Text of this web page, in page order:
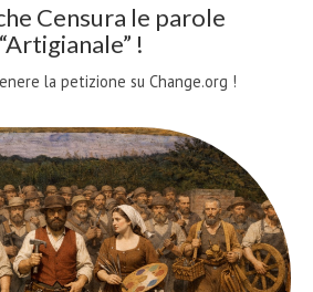
Censura le parole
!
la petizione su Change.org !